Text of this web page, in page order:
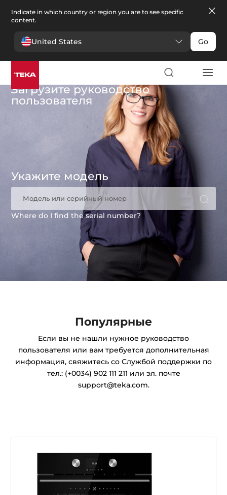
Indicate in which country or region you are to see specific
content.
United States Go
Загрузите руководство
пользователя
Укажите модель
Модель или серийный номер
Where do I find the serial number?
Популярные
Если вы не нашли нужное руководство
пользователя или вам требуется дополнительная
информация, свяжитесь со Службой поддержки по
тел.: (+0034) 902 111 211 или эл. почте
support@teka.com.